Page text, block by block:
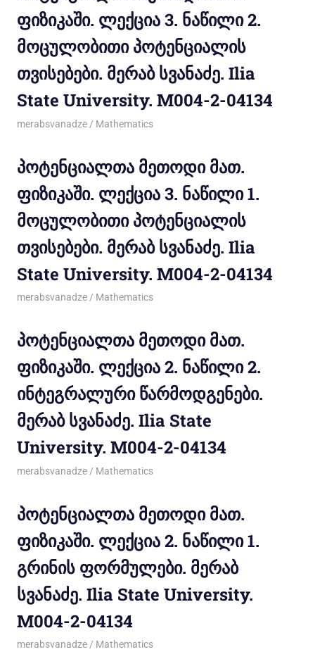
ფიზიკაში. ლექცია 3. ნაწილი 2.
მოცულობითი პოტენციალის
თვისებები. მერაბ სვანაძე. Ilia
State University. M004-2-04134
10/12/2011
merabsvanadze Mathematics
პოტენციალთა მეთოდი მათ.
ფიზიკაში. ლექცია 3. ნაწილი 1.
მოცულობითი პოტენციალის
თვისებები. მერაბ სვანაძე. Ilia
State University. M004-2-04134
10/12/2011
merabsvanadze Mathematics
პოტენციალთა მეთოდი მათ.
ფიზიკაში. ლექცია 2. ნაწილი 2.
ინტეგრალური წარმოდგენები.
მერაბ სვანაძე. Ilia State
University. M004-2-04134
10/12/2011
merabsvanadze Mathematics
პოტენციალთა მეთოდი მათ.
ფიზიკაში. ლექცია 2. ნაწილი 1.
გრინის ფორმულები. მერაბ
სვანაძე. Ilia State University.
M004-2-04134
10/12/2011
merabsvanadze Mathematics